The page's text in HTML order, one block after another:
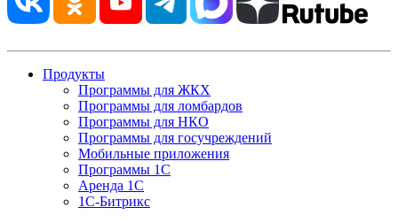
Продукты
Программы для ЖКХ
Программы для ломбардов
Программы для НКО
Программы для госучреждений
Мобильные приложения
Программы 1С
Аренда 1С
1С-Битрикс